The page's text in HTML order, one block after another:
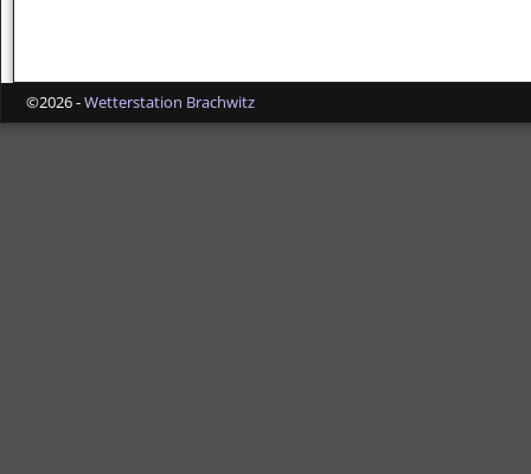
©2026 -Wetterstation Brachwitz